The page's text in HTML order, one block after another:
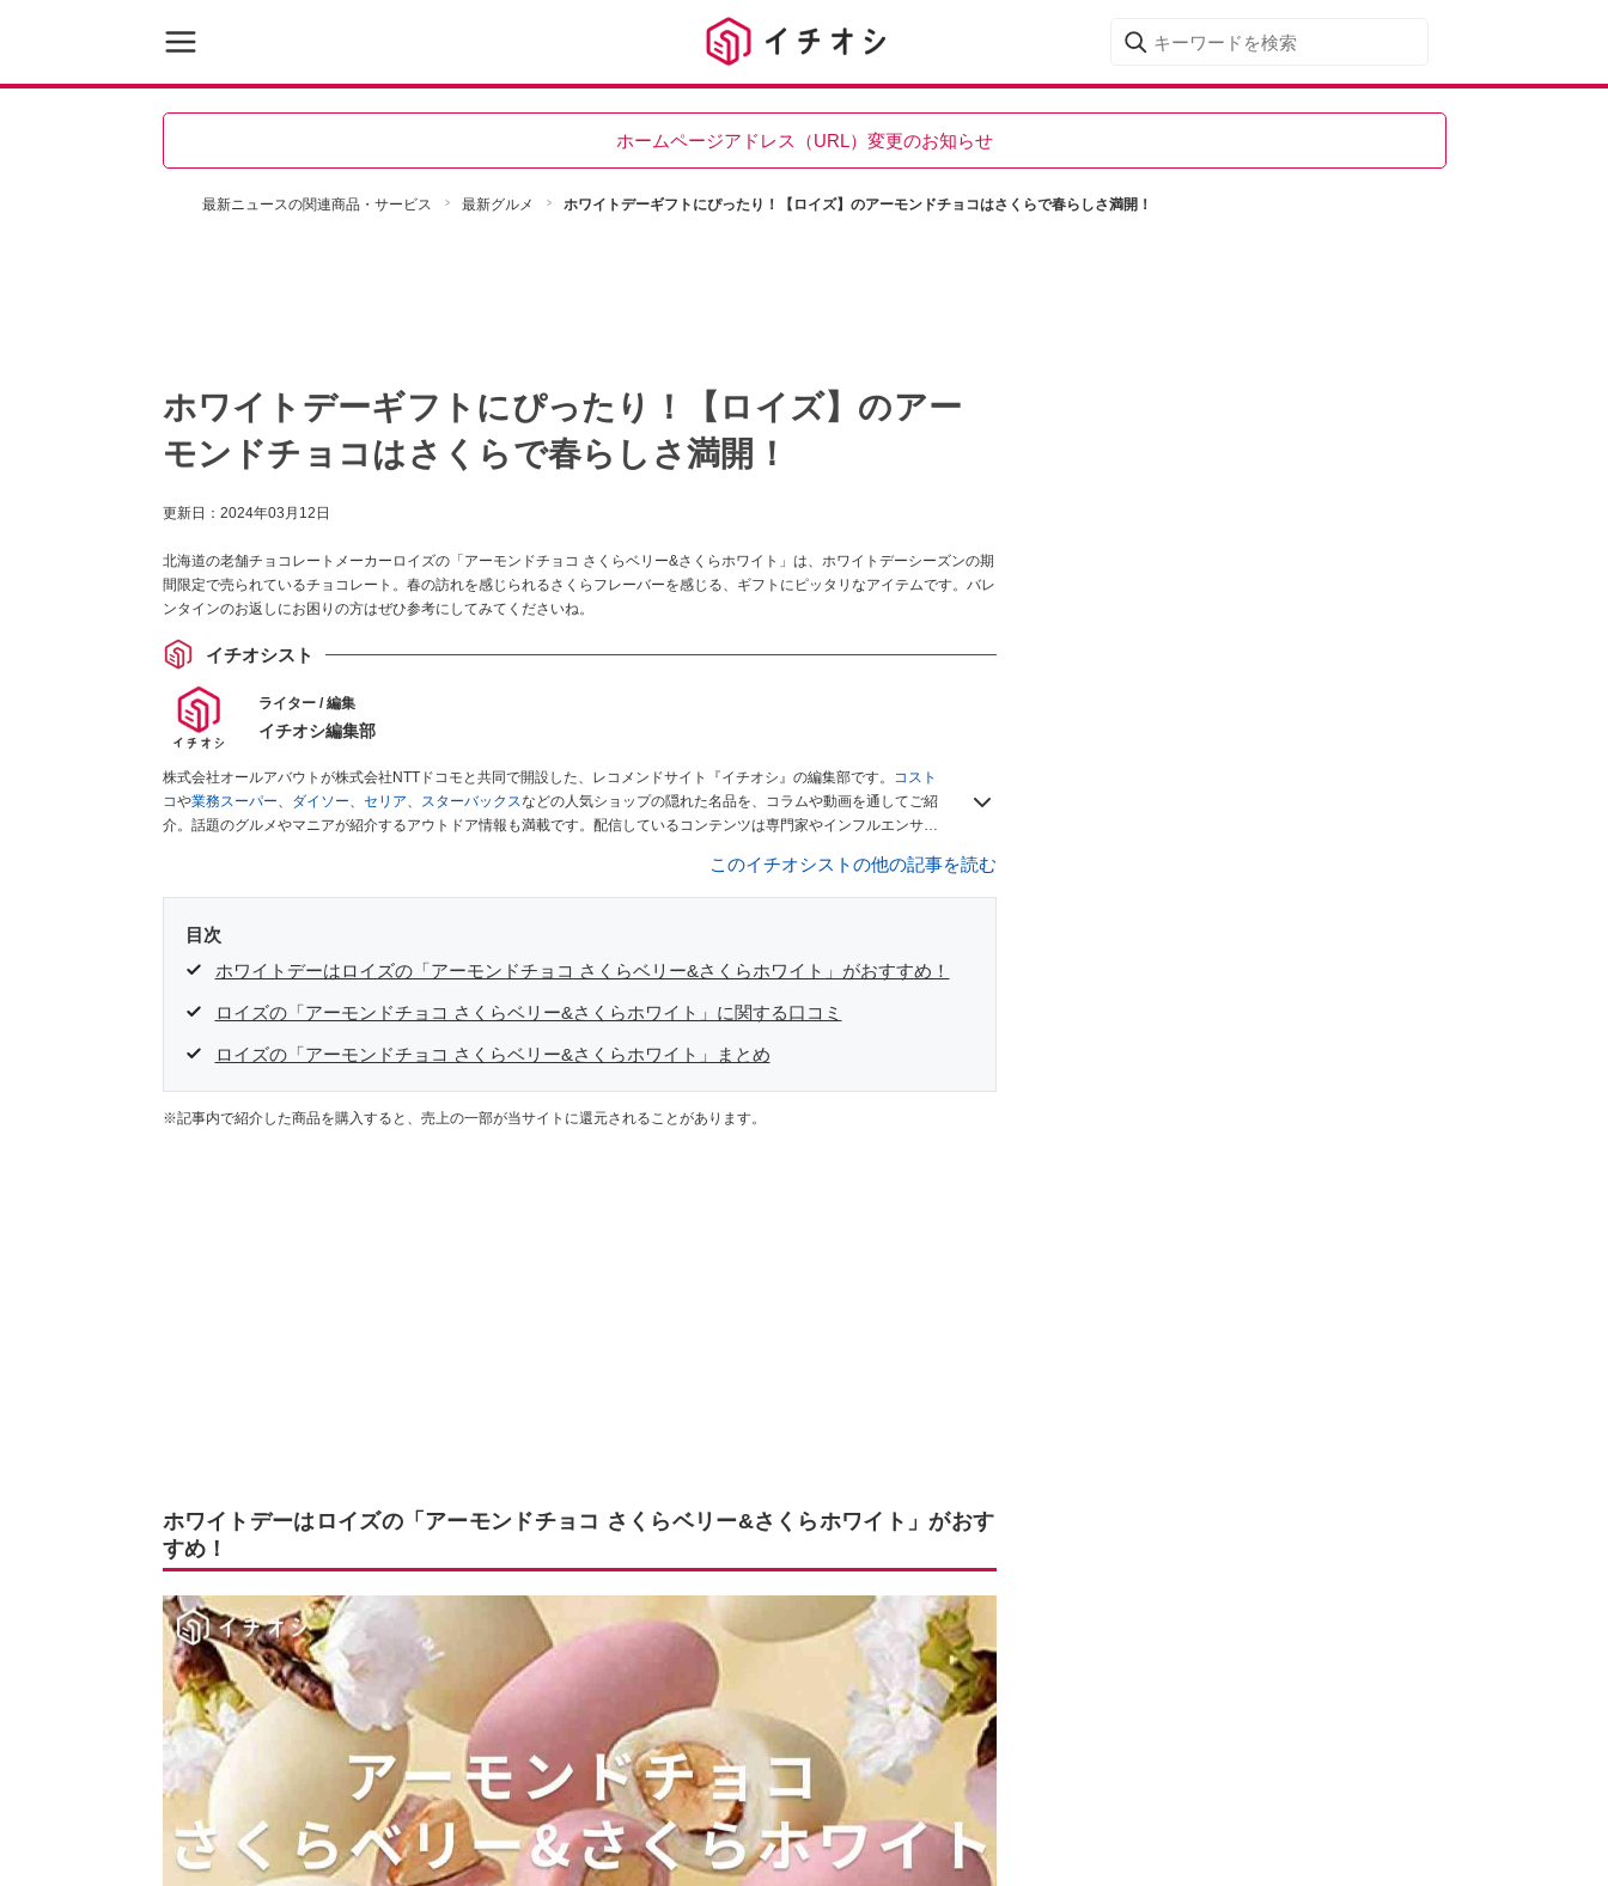
ホームページアドレス（URL）変更のお知らせ
最新ニュースの関連商品・サービス 最新グルメ ホワイトデーギフトにぴったり！【ロイズ】のアーモンドチョコはさくらで春らしさ満開！
ホワイトデーギフトにぴったり！【ロイズ】のアー
モンドチョコはさくらで春らしさ満開！
更新日： 2024年03月12日
北海道の老舗チョコレートメーカーロイズの「アーモンドチョコ さくらベリー&さくらホワイト」は、ホワイトデーシーズンの期
間限定で売られているチョコレート。春の訪れを感じられるさくらフレーバーを感じる、ギフトにピッタリなアイテムです。バレ
ンタインのお返しにお困りの方はぜひ参考にしてみてくださいね。
イチオシスト
ライター / 編集
イチオシ編集部
株式会社オールアバウトが株式会社NTTドコモと共同で開設した、レコメンドサイト『イチオシ』の編集部です。
コスト
コや業務スーパー、 ダイソー、 セリア、 スターバックスなどの人気ショップの隠れた名品を、コラムや動画を通してご紹
介。話題のグルメやマニアが紹介するアウトドア情報も満載です。配信しているコンテンツは専門家やインフルエンサー
このイチオシストの他の記事を読む
目次
ホワイトデーはロイズの「アーモンドチョコ さくらベリー&さくらホワイト」がおすすめ！
ロイズの「アーモンドチョコ さくらベリー&さくらホワイト」に関する口コミ
ロイズの「アーモンドチョコ さくらベリー&さくらホワイト」まとめ
※記事内で紹介した商品を購入すると、売上の一部が当サイトに還元されることがあります。
ホワイトデーはロイズの「アーモンドチョコ さくらベリー&さくらホワイト」がおす
すめ！